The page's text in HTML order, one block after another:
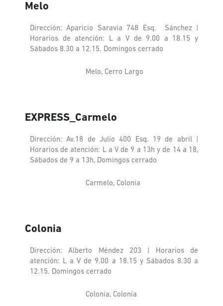
Melo
Dirección: Aparicio Saravia 748 Esq. Sánchez |
Horarios de atención: L a V de 9.00 a 18.15 y
Sábados 8.30 a 12.15. Domingos cerrado
Melo, Cerro Largo
EXPRESS_Carmelo
Dirección: Av.18 de Julio 400 Esq. 19 de abril |
Horarios de atención: L a V de 9 a 13h y de 14 a 18,
Sábados de 9 a 13h, Domingos cerrado
Carmelo, Colonia
Colonia
Dirección: Alberto Méndez 203 | Horarios de
atención: L a V de 9.00 a 18.15 y Sábados 8.30 a
12.15. Domingos cerrado
Colonia, Colonia